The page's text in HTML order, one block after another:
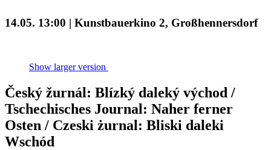
14.05. 13:00 | Kunstbauerkino 2, Großhennersdorf
Show larger version
Český žurnál: Blízký daleký východ /
Tschechisches Journal: Naher ferner
Osten / Czeski żurnal: Bliski daleki
Wschód